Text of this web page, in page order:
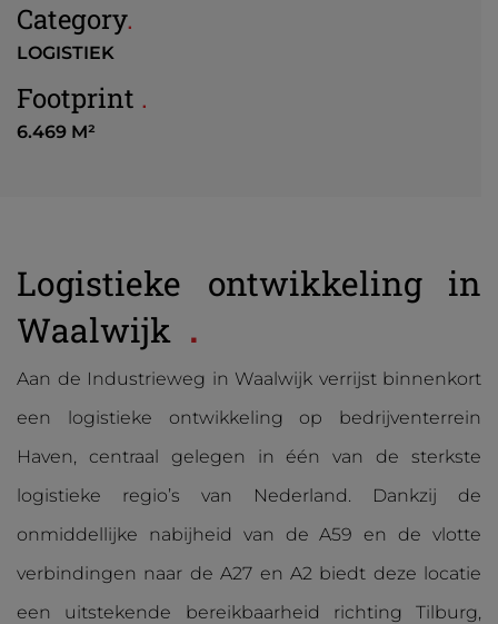
Category.
LOGISTIEK
Footprint .
6.469 M²
Logistieke ontwikkeling in
Waalwijk
Aan de Industrieweg in Waalwijk verrijst binnenkort
een logistieke ontwikkeling op bedrijventerrein
Haven, centraal gelegen in één van de sterkste
logistieke regio’s van Nederland. Dankzij de
onmiddellijke nabijheid van de A59 en de vlotte
verbindingen naar de A27 en A2 biedt deze locatie
een uitstekende bereikbaarheid richting Tilburg,